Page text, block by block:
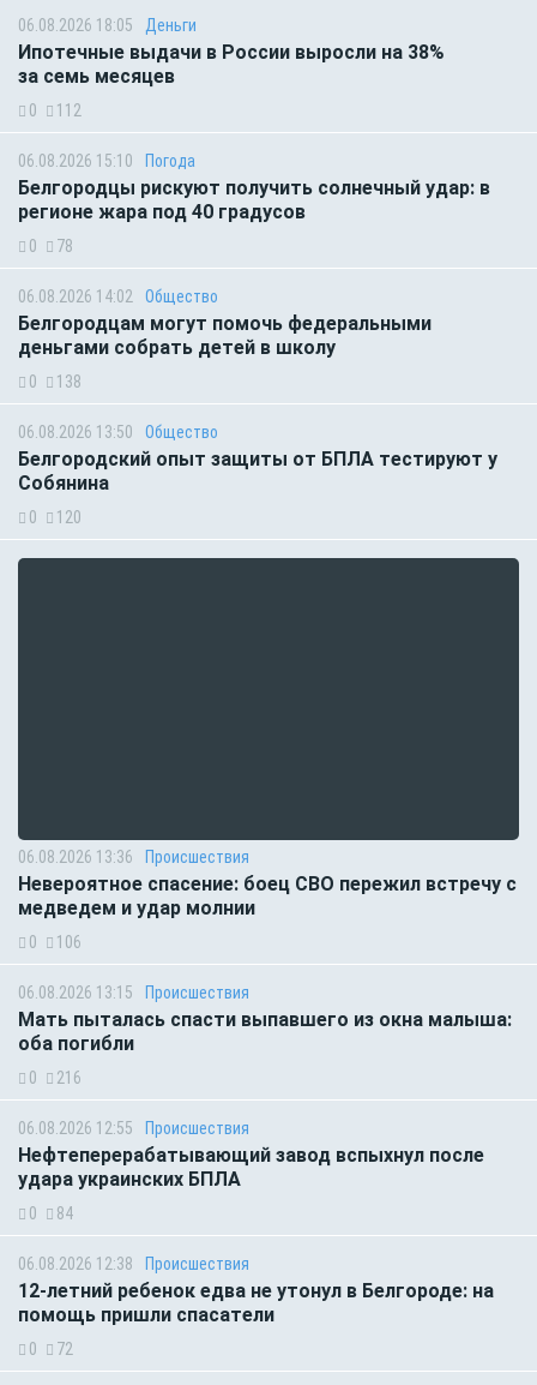
06.08.2026 18:05 Деньги
Ипотечные выдачи в России выросли на 38%
за семь месяцев
0 112
06.08.2026 15:10 Погода
Белгородцы рискуют получить солнечный удар: в
регионе жара под 40 градусов
0 78
06.08.2026 14:02 Общество
Белгородцам могут помочь федеральными
деньгами собрать детей в школу
0 138
06.08.2026 13:50 Общество
Белгородский опыт защиты от БПЛА тестируют у
Собянина
0 120
06.08.2026 13:36 Происшествия
Невероятное спасение: боец СВО пережил встречу с
медведем и удар молнии
0 106
06.08.2026 13:15 Происшествия
Мать пыталась спасти выпавшего из окна малыша:
оба погибли
0 216
06.08.2026 12:55 Происшествия
Нефтеперерабатывающий завод вспыхнул после
удара украинских БПЛА
0 84
06.08.2026 12:38 Происшествия
12-летний ребенок едва не утонул в Белгороде: на
помощь пришли спасатели
0 72